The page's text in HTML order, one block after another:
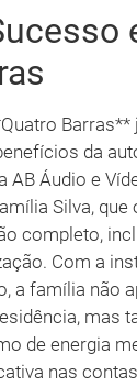
Barras**
da
AB Áudio e
Silva, que
completo,
Com a
a família não
mas
de energia
nas